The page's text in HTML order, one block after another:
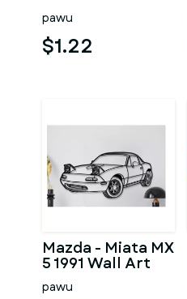
pawu
$1.22
Mazda - Miata MX
5 1991 Wall Art
pawu